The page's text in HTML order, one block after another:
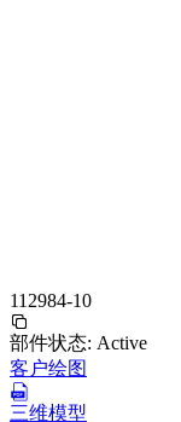
112984-10
部件状态: Active
客户绘图
三维模型